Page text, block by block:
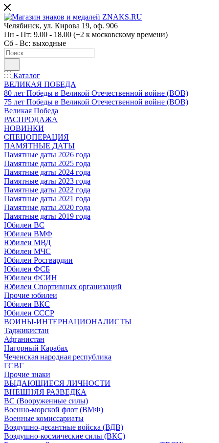
Челябинск, ул. Кирова 19, оф. 906
Пн - Пт: 9.00 - 18.00 (+2 к московскому времени)
Сб - Вс: выходные
Каталог
ВЕЛИКАЯ ПОБЕДА
80 лет Победы в Великой Отечественной войне (ВОВ)
75 лет Победы в Великой Отечественной войне (ВОВ)
Великая Победа
РАСПРОДАЖА
НОВИНКИ
СПЕЦОПЕРАЦИЯ
ПАМЯТНЫЕ ДАТЫ
Памятные даты 2026 года
Памятные даты 2025 года
Памятные даты 2024 года
Памятные даты 2023 года
Памятные даты 2022 года
Памятные даты 2021 года
Памятные даты 2020 года
Памятные даты 2019 года
Юбилеи ВС
Юбилеи ВМФ
Юбилеи МВД
Юбилеи МЧС
Юбилеи Росгвардии
Юбилеи ФСБ
Юбилеи ФСИН
Юбилеи Спортивных организаций
Прочие юбилеи
Юбилеи ВКС
Юбилеи СССР
ВОИНЫ-ИНТЕРНАЦИОНАЛИСТЫ
Таджикистан
Афганистан
Нагорный Карабах
Чеченская народная республика
ГСВГ
Прочие знаки
ВЫДАЮЩИЕСЯ ЛИЧНОСТИ
ВНЕШНЯЯ РАЗВЕДКА
ВС (Вооруженные силы)
Военно-морской флот (ВМФ)
Военные комиссариаты
Воздушно-десантные войска (ВДВ)
Воздушно-космические силы (ВКС)